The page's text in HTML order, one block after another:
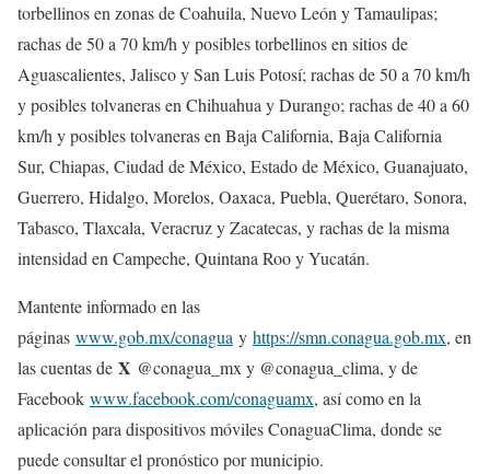
torbellinos en zonas de Coahuila, Nuevo León y Tamaulipas;
rachas de 50 a 70 km/h y posibles torbellinos en sitios de
Aguascalientes, Jalisco y San Luis Potosí; rachas de 50 a 70 km/h
y posibles tolvaneras en Chihuahua y Durango; rachas de 40 a 60
km/h y posibles tolvaneras en Baja California, Baja California
Sur, Chiapas, Ciudad de México, Estado de México, Guanajuato,
Guerrero, Hidalgo, Morelos, Oaxaca, Puebla, Querétaro, Sonora,
Tabasco, Tlaxcala, Veracruz y Zacatecas, y rachas de la misma
intensidad en Campeche, Quintana Roo y Yucatán.
Mantente informado en las
páginas www.gob.mx/conagua y https://smn.conagua.gob.mx, en
las cuentas de X @conagua_mx y @conagua_clima, y de
Facebook www.facebook.com/conaguamx, así como en la
aplicación para dispositivos móviles ConaguaClima, donde se
puede consultar el pronóstico por municipio.